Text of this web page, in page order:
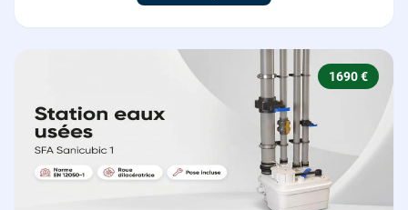
1690 €